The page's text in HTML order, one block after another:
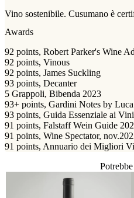
Vino sostenibile. Cusumano è
Awards
92 points, Robert Parker's Wine
92 points, Vinous
92 points, James Suckling
93 points, Decanter
5 Grappoli, Bibenda 2023
93+ points, Gardini Notes by
93 points, Guida Essenziale ai
91 points, Falstaff Wein Guide
91 points, Wine Spectator,
91 points, Annuario dei Migliori